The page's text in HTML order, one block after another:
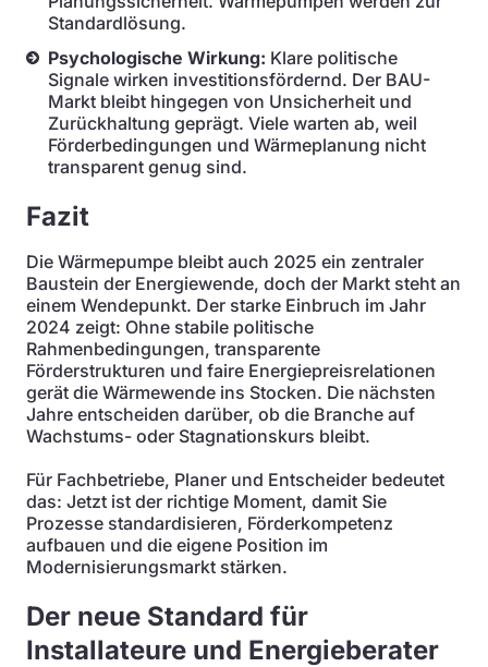
Standardlösung.
Psychologische Wirkung: Klare politische
Signale wirken investitionsfördernd. Der BAU-
Markt bleibt hingegen von Unsicherheit und
Zurückhaltung geprägt. Viele warten ab, weil
Förderbedingungen und Wärmeplanung nicht
transparent genug sind.
Fazit
Die Wärmepumpe bleibt auch 2025 ein zentraler
Baustein der Energiewende, doch der Markt steht an
einem Wendepunkt. Der starke Einbruch im Jahr
2024 zeigt: Ohne stabile politische
Rahmenbedingungen, transparente
Förderstrukturen und faire Energiepreisrelationen
gerät die Wärmewende ins Stocken. Die nächsten
Jahre entscheiden darüber, ob die Branche auf
Wachstums- oder Stagnationskurs bleibt.
Für Fachbetriebe, Planer und Entscheider bedeutet
das: Jetzt ist der richtige Moment, damit Sie
Prozesse standardisieren, Förderkompetenz
aufbauen und die eigene Position im
Modernisierungsmarkt stärken.
Der neue Standard für
Installateure und Energieberater